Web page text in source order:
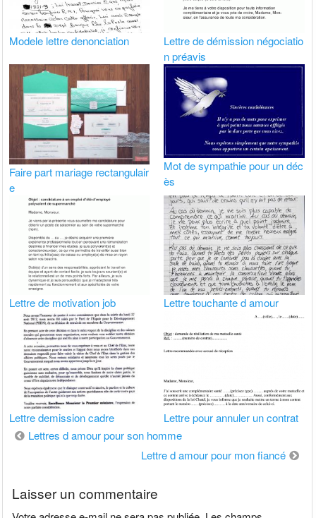
Modele lettre denonciation
Lettre de démission négociatio
n préavis
Faire part mariage rectangulair
e
Mot de sympathie pour un déc
ès
Lettre de motivation job Lettre touchante d amour
Lettre demission cadre Lettre pour annuler un contrat
Navigation
Lettres d amour pour son homme
Lettre d amour pour mon fiancé
Laisser un commentaire